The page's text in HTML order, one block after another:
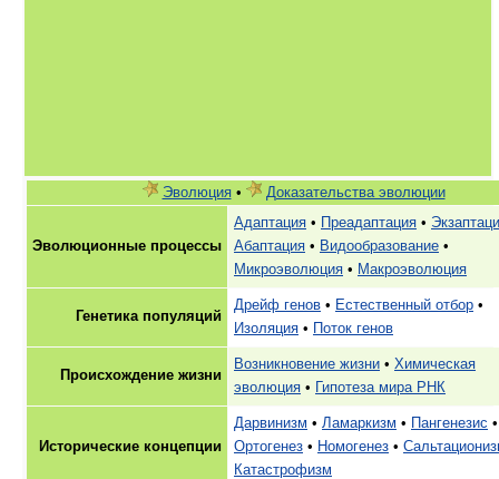
Эволюция• Доказательства эволюции
Эволюционные процессы
Адаптация • Преадаптация •
Абаптация • Видообразование •
Микроэволюция • Макроэволюция
Генетика популяций
Дрейф генов • Естественный отбор •
Изоляция • Поток генов
Происхождение жизни
Возникновение жизни • Химическая
эволюция • Гипотеза мира РНК
Исторические концепции
Дарвинизм • Ламаркизм • Пангенезис •
Ортогенез • Номогенез •
Катастрофизм